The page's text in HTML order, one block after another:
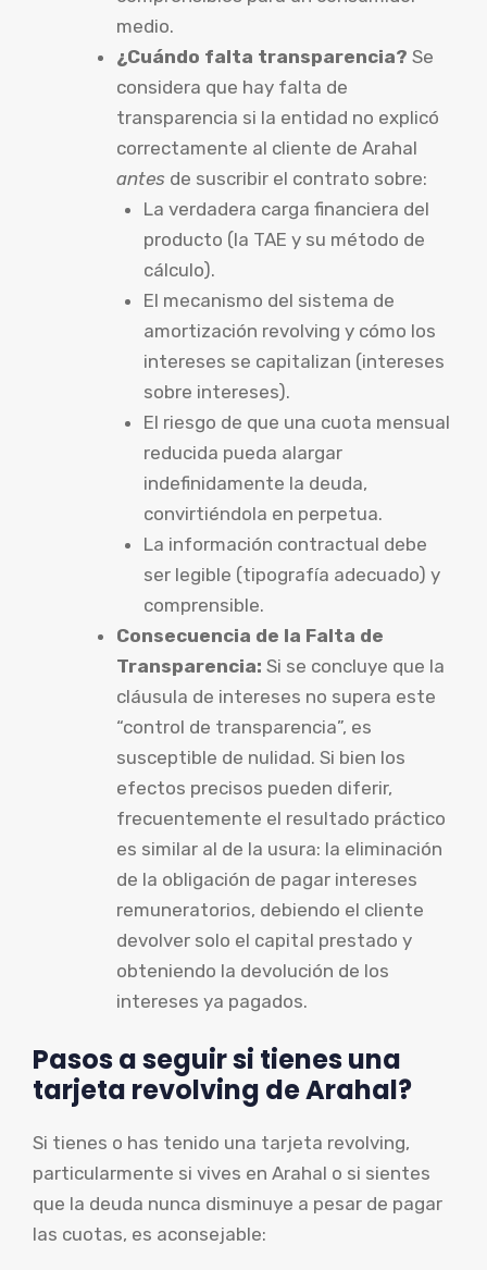
medio.
¿Cuándo falta transparencia? Se
considera que hay falta de
transparencia si la entidad no explicó
correctamente al cliente de Arahal
antes de suscribir el contrato sobre:
La verdadera carga financiera del
producto (la TAE y su método de
cálculo).
El mecanismo del sistema de
amortización revolving y cómo los
intereses se capitalizan (intereses
sobre intereses).
El riesgo de que una cuota mensual
reducida pueda alargar
indefinidamente la deuda,
convirtiéndola en perpetua.
La información contractual debe
ser legible (tipografía adecuado) y
comprensible.
Consecuencia de la Falta de
Transparencia: Si se concluye que la
cláusula de intereses no supera este
“control de transparencia”, es
susceptible de nulidad. Si bien los
efectos precisos pueden diferir,
frecuentemente el resultado práctico
es similar al de la usura: la eliminación
de la obligación de pagar intereses
remuneratorios, debiendo el cliente
devolver solo el capital prestado y
obteniendo la devolución de los
intereses ya pagados.
Pasos a seguir si tienes una
tarjeta revolving de Arahal?
Si tienes o has tenido una tarjeta revolving,
particularmente si vives en Arahal o si sientes
que la deuda nunca disminuye a pesar de pagar
las cuotas, es aconsejable: